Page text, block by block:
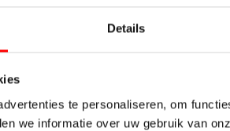
Details
te personaliseren, om
we informatie over uw gebruik van